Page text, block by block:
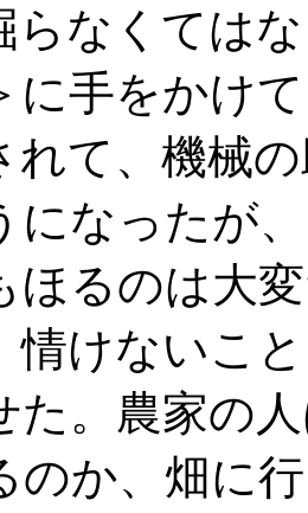
なく ては
に手をかけ
れて、機械
になったが
ほるのは大
情けないこ
た 。農家の
のか、畑に